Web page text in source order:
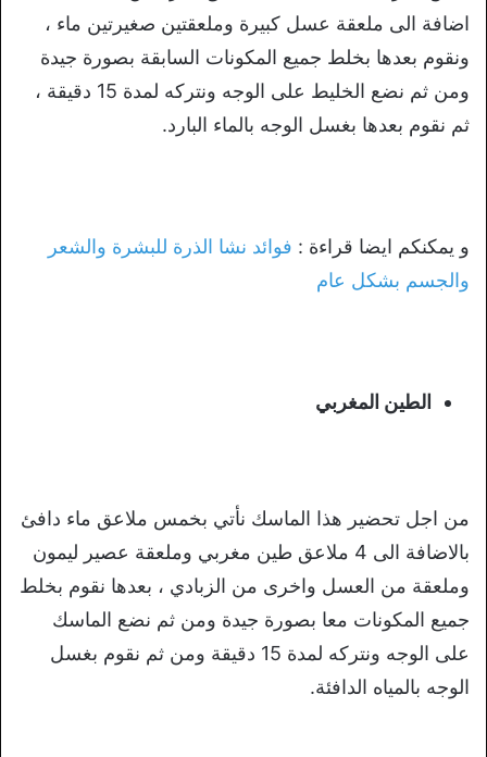
اضافة الى ملعقة عسل كبيرة وملعقتين صغيرتين ماء ،
ونقوم بعدها بخلط جميع المكونات السابقة بصورة جيدة
ومن ثم نضع الخليط على الوجه ونتركه لمدة 15 دقيقة ،
ثم نقوم بعدها بغسل الوجه بالماء البارد.
و يمكنكم ايضا قراءة : فوائد نشا الذرة للبشرة والشعر
والجسم بشكل عام
الطين المغربي
من اجل تحضير هذا الماسك نأتي بخمس ملاعق ماء دافئ
بالاضافة الى 4 ملاعق طين مغربي وملعقة عصير ليمون
وملعقة من العسل واخرى من الزبادي ، بعدها نقوم بخلط
جميع المكونات معا بصورة جيدة ومن ثم نضع الماسك
على الوجه ونتركه لمدة 15 دقيقة ومن ثم نقوم بغسل
الوجه بالمياه الدافئة.